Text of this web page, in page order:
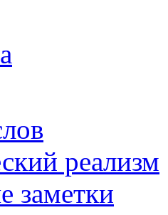
реализм
заметки